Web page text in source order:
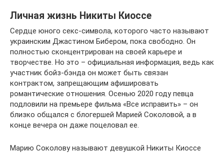
Личная жизнь Никиты Киоссе
Сердце юного секс-символа, которого часто называют
украинским Джастином Бибером, пока свободно. Он
полностью сконцентрирован на своей карьере и
творчестве. Но это – официальная информация, ведь как
участник бойз-бэнда он может быть связан
контрактом, запрещающим афишировать
романтические отношения. Осенью 2020 году певца
подловили на премьере фильма «Все исправить» – он
близко общался с блогершей Марией Соколовой, а в
конце вечера он даже поцеловал ее.
Марию Соколову называют девушкой Никиты Киоссе